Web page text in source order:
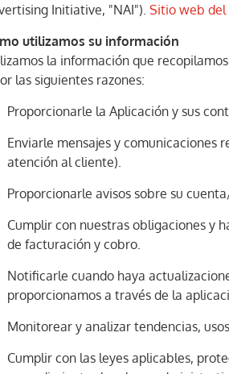
Initiative, "NAI"). Sitio web del
utilizamos su información
la información que
las siguientes razones:
Proporcionarle la Aplicación y sus
Enviarle mensajes y comunicaciones
atención al cliente).
Proporcionarle avisos sobre su
Cumplir con nuestras obligaciones y
de facturación y cobro.
Notificarle cuando haya
proporcionamos a través de la
Monitorear y analizar tendencias,
Cumplir con las leyes aplicables,